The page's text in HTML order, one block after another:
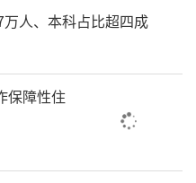
人、本科占比超四成
保障性住